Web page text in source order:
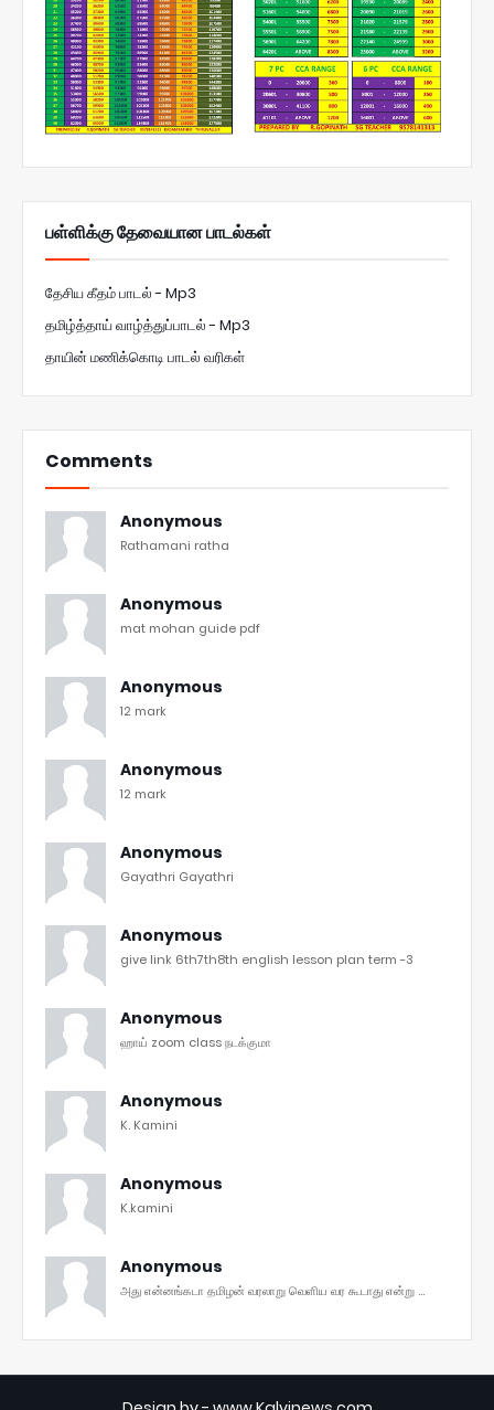
பள்ளிக்கு தேவையான பாடல்கள்
தேசிய கீதம் பாடல் - Mp3
தமிழ்த்தாய் வாழ்த்துப்பாடல் - Mp3
தாயின் மணிக்கொடி பாடல் வரிகள்
Comments
Anonymous
Rathamani ratha
Anonymous
mat mohan guide pdf
Anonymous
12 mark
Anonymous
12 mark
Anonymous
Gayathri Gayathri
Anonymous
give link 6th7th8th english lesson plan term -3
Anonymous
ஹாய் zoom class நடக்குமா
Anonymous
K. Kamini
Anonymous
K.kamini
Anonymous
அது என்னங்கடா தமிழன் வரலாறு வெளிய வர கூடாது என்று ...